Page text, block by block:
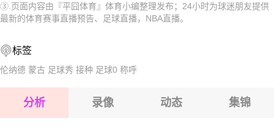
2026-08-15 【NBA】 西班牙VS奥地利
2026-08-15 【NBA】 西班牙VS奥地利
2026-08-15 【NBA】 西班牙VS奥地利
③.页面内容由『平囧体育』体育小编整理发布；24小时为球迷朋友提供
最新的体育赛事直播预告、足球直播，NBA直播。
标签
伦纳德 蒙古 足球秀 接种 足球0 称呼
分析 录像 动态 集锦